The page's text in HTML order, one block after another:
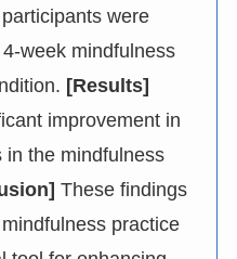
were
week mindfulness
[Results]
improvement in
in the mindfulness
These findings
practice